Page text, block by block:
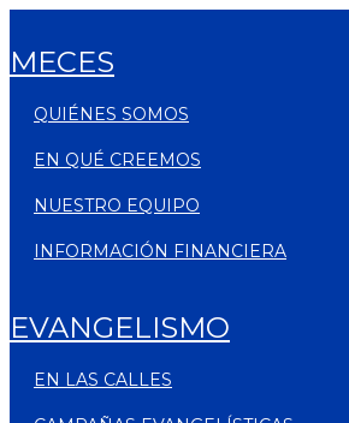
MECES
QUIÉNES SOMOS
EN QUÉ CREEMOS
NUESTRO EQUIPO
INFORMACIÓN FINANCIERA
EVANGELISMO
EN LAS CALLES